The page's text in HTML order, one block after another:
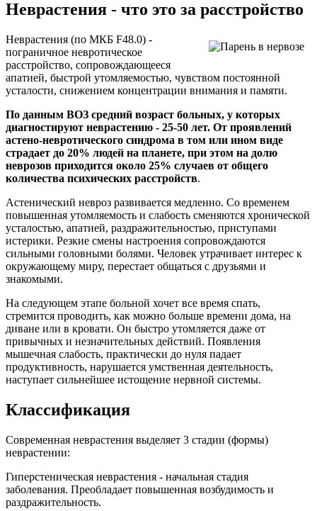
Неврастения - что это за расстройство
Неврастения (по МКБ F48.0) -
пограничное невротическое
расстройство, сопровождающееся
апатией, быстрой утомляемостью, чувством постоянной
усталости, снижением концентрации внимания и памяти.
По данным ВОЗ средний возраст больных, у которых
диагностируют неврастению - 25-50 лет. От проявлений
астено-невротического синдрома в том или ином виде
страдает до 20% людей на планете, при этом на долю
неврозов приходится около 25% случаев от общего
количества психических расстройств.
Астенический невроз развивается медленно. Со временем
повышенная утомляемость и слабость сменяются хронической
усталостью, апатией, раздражительностью, приступами
истерики. Резкие смены настроения сопровождаются
сильными головными болями. Человек утрачивает интерес к
окружающему миру, перестает общаться с друзьями и
знакомыми.
На следующем этапе больной хочет все время спать,
стремится проводить, как можно больше времени дома, на
диване или в кровати. Он быстро утомляется даже от
привычных и незначительных действий. Появления
мышечная слабость, практически до нуля падает
продуктивность, нарушается умственная деятельность,
наступает сильнейшее истощение нервной системы.
Классификация
Современная неврастения выделяет 3 стадии (формы)
неврастении:
Гиперстеническая неврастения - начальная стадия
заболевания. Преобладает повышенная возбудимость и
раздражительность.